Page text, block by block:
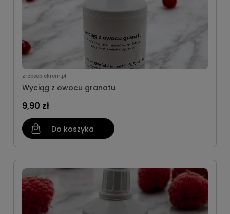
zrobsobiekrem.pl
Wyciąg z owocu granatu
9,90 zł
Do koszyka